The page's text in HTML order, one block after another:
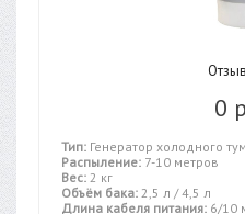
0
Тип: Генератор холодного
Распыление: 7-10 метров
Вес: 2 кг
Объём бака: 2,5 л / 4,5 л
Длина кабеля питания: 6/10